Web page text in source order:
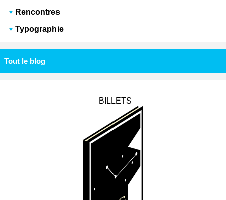
Rencontres
Typographie
Tout le blog
BILLETS